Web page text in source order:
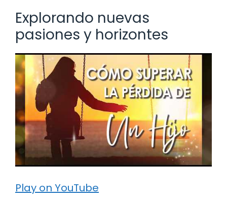
Explorando nuevas
pasiones y horizontes
Play on YouTube